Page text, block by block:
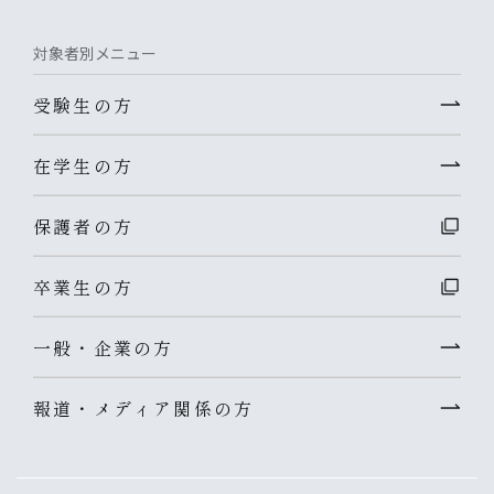
対象者別メニュー
受験生の方
在学生の方
保護者の方
卒業生の方
一般・企業の方
報道・メディア関係の方